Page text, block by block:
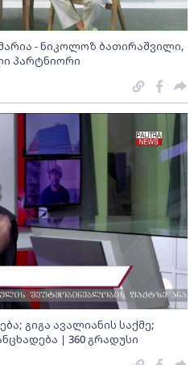
- ნიკოლოზ ბათირაშვილი,
პარტნიორი
გიგა ავალიანის საქმე;
| 360 გრადუსი